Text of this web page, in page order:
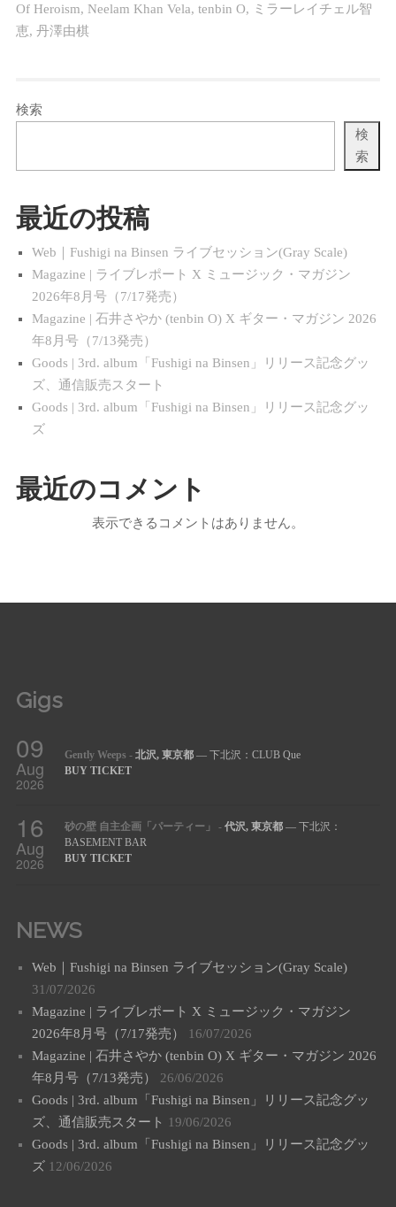
Of Heroism, Neelam Khan Vela, tenbin O, ミラーレイチェル智
恵, 丹澤由棋
検索
検
索
最近の投稿
Web｜Fushigi na Binsen ライブセッション(Gray Scale)
Magazine | ライブレポート X ミュージック・マガジン
2026年8月号（7/17発売）
Magazine | 石井さやか (tenbin O) X ギター・マガジン 2026
年8月号（7/13発売）
Goods | 3rd. album「Fushigi na Binsen」リリース記念グッ
ズ、通信販売スタート
Goods | 3rd. album「Fushigi na Binsen」リリース記念グッ
ズ
最近のコメント
表示できるコメントはありません。
Gigs
09
Aug
2026
Gently Weeps - 北沢, 東京都— 下北沢：CLUB Que
BUY TICKET
16
Aug
2026
砂の壁 自主企画「パーティー」 - 代沢, 東京都— 下北沢：
BASEMENT BAR
BUY TICKET
NEWS
Web｜Fushigi na Binsen ライブセッション(Gray Scale)
31/07/2026
Magazine | ライブレポート X ミュージック・マガジン
2026年8月号（7/17発売）
16/07/2026
Magazine | 石井さやか (tenbin O) X ギター・マガジン 2026
年8月号（7/13発売）
26/06/2026
Goods | 3rd. album「Fushigi na Binsen」リリース記念グッ
ズ、通信販売スタート
19/06/2026
Goods | 3rd. album「Fushigi na Binsen」リリース記念グッ
ズ 12/06/2026